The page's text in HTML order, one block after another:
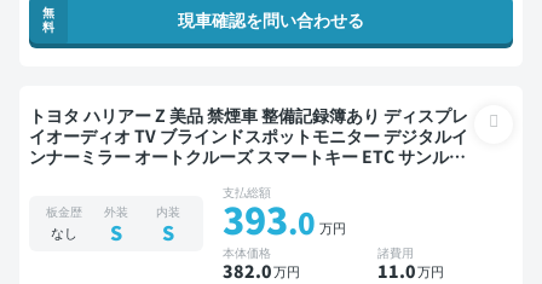
無
料
現車確認を問い合わせる
トヨタ ハリアー Z 美品 禁煙車 整備記録簿あり ディスプレ
イオーディオ TV ブラインドスポットモニター デジタルイ
ンナーミラー オートクルーズ スマートキー ETC サンルー
板金歴
なし
外装
S
内装
S
支払総額
393.0 万円
本体価格
382.0万円
諸費用
11.0万円